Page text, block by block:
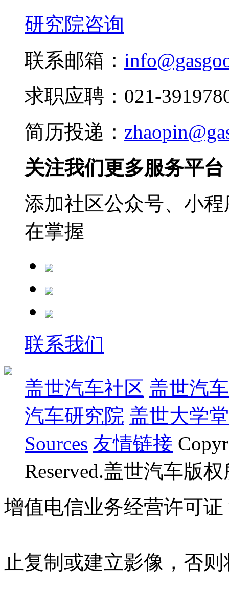
研究院咨询
联系邮箱：
求职应聘：021-
简历投递：
关注我们更多服务平台
添加社区公众号、小
在掌握
联系我们
盖世汽车社区 盖世汽
汽车研究院 盖世大学堂
Sources 友情链接
Reserved.盖世汽车版
增值电信业务经营许可证
止复制或建立影像，否